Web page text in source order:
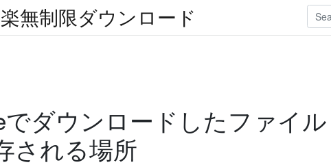
無制限ダウンロード
ダウンロードしたファイル
される場所